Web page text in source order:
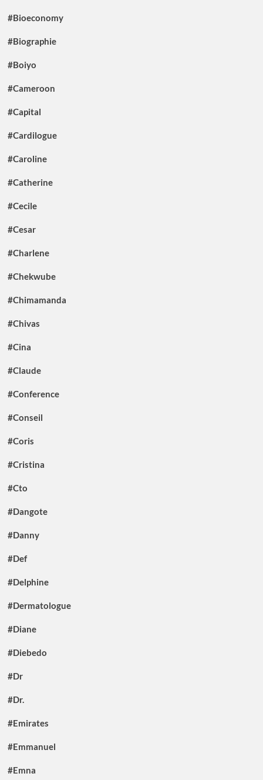
#Bioeconomy
#Biographie
#Boiyo
#Cameroon
#Capital
#Cardilogue
#Caroline
#Catherine
#Cecile
#Cesar
#Charlene
#Chekwube
#Chimamanda
#Chivas
#Cina
#Claude
#Conference
#Conseil
#Coris
#Cristina
#Cto
#Dangote
#Danny
#Def
#Delphine
#Dermatologue
#Diane
#Diebedo
#Dr
#Dr.
#Emirates
#Emmanuel
#Emna